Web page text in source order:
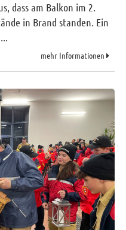
dass am Balkon im 2.
in Brand standen. Ein
mehr Informationen